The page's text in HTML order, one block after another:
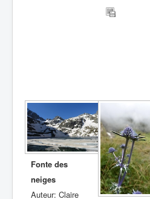
Fonte des
neiges
Auteur: Claire